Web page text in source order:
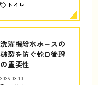
トイレ
洗濯機給水ホースの
破裂を防ぐ蛇口管理
の重要性
2026.03.10